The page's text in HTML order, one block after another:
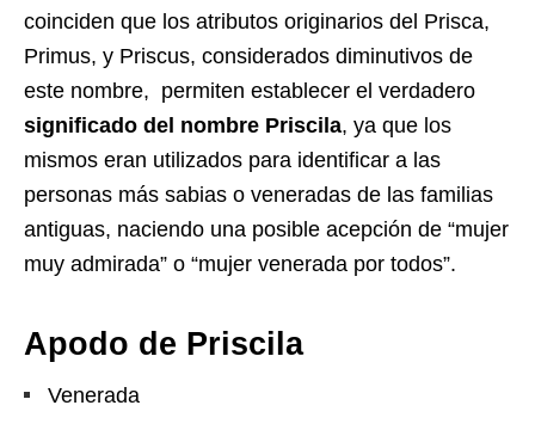
coinciden que los atributos originarios del Prisca,
Primus, y Priscus, considerados diminutivos de
este nombre, permiten establecer el verdadero
significado del nombre Priscila, ya que los
mismos eran utilizados para identificar a las
personas más sabias o veneradas de las familias
antiguas, naciendo una posible acepción de “mujer
muy admirada” o “mujer venerada por todos”.
Apodo de Priscila
Venerada